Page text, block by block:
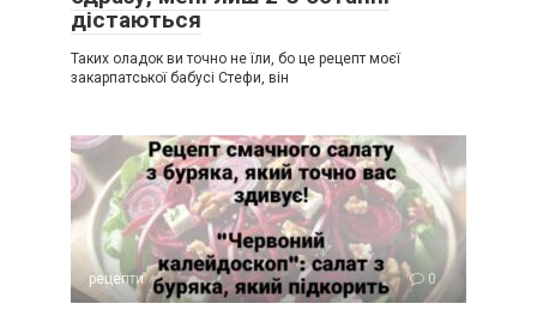
дістаються
Таких оладок ви точно не їли, бо це рецепт моєї
закарпатської бабусі Стефи, він
рецепти 0